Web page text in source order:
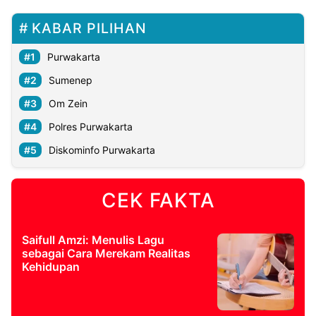
KABAR PILIHAN
Purwakarta
Sumenep
Om Zein
Polres Purwakarta
Diskominfo Purwakarta
CEK FAKTA
Saifull Amzi: Menulis Lagu
sebagai Cara Merekam Realitas
Kehidupan